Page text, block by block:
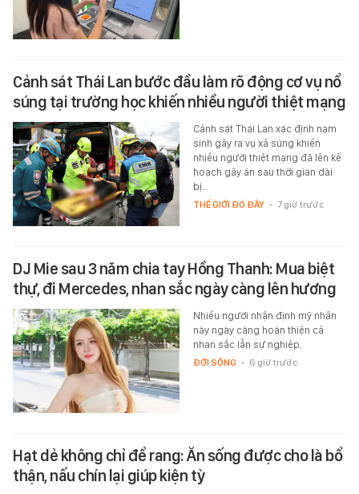
Cảnh sát Thái Lan bước đầu làm rõ động cơ vụ nổ
súng tại trường học khiến nhiều người thiệt mạng
Cảnh sát Thái Lan xác định nam
sinh gây ra vụ xả súng khiến
nhiều người thiệt mạng đã lên kế
hoạch gây án sau thời gian dài
bị…
THẾ GIỚI ĐÓ ĐÂY - 7 giờ trước
DJ Mie sau 3 năm chia tay Hồng Thanh: Mua biệt
thự, đi Mercedes, nhan sắc ngày càng lên hương
Nhiều người nhận định mỹ nhân
này ngày càng hoàn thiện cả
nhan sắc lẫn sự nghiệp.
ĐỜI SỐNG - 6 giờ trước
Hạt dẻ không chỉ để rang: Ăn sống được cho là bổ
thận, nấu chín lại giúp kiện tỳ